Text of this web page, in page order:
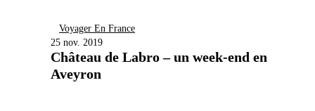
Voyager En France
25 nov. 2019
Château de Labro – un week-end en
Aveyron